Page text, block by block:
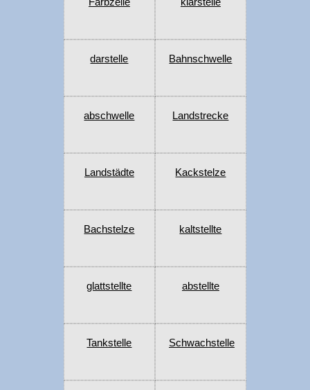
darstelle Bahnschwelle
abschwelle Landstrecke
Landstädte Kackstelze
Bachstelze kaltstellte
glattstellte abstellte
Tankstelle Schwachstelle